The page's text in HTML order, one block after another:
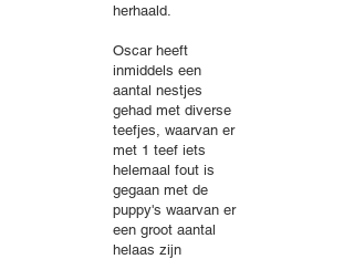
herhaald.
Oscar heeft
inmiddels een
aantal nestjes
gehad met diverse
teefjes, waarvan er
met 1 teef iets
helemaal fout is
gegaan met de
puppy's waarvan er
een groot aantal
helaas zijn